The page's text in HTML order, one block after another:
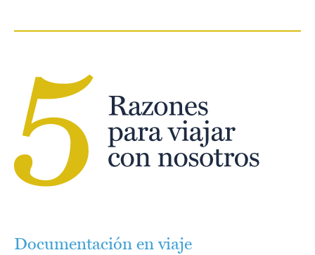
Documentación en viaje